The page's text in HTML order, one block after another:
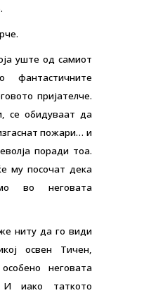
уште од самиот
фантастичните
пријателче.
се обидуваат да
пожари… и
поради тоа.
му посочат дека
во неговата
ниту да го види
освен Тичен,
неговата
И иако таткото